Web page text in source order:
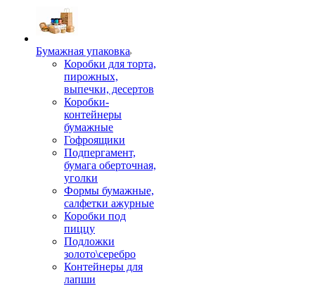
Бумажная упаковка
Коробки для торта,
пирожных,
выпечки, десертов
Коробки-
контейнеры
бумажные
Гофроящики
Подпергамент,
бумага оберточная,
уголки
Формы бумажные,
салфетки ажурные
Коробки под
пиццу
Подложки
золото\серебро
Контейнеры для
лапши